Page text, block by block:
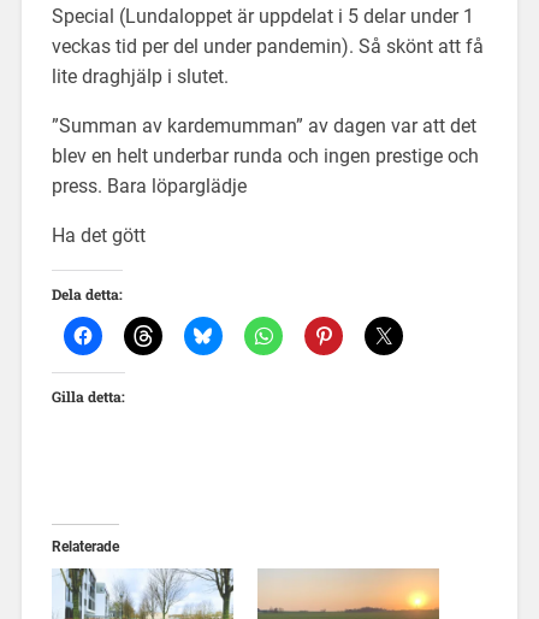
Special (Lundaloppet är uppdelat i 5 delar under 1
veckas tid per del under pandemin). Så skönt att få
lite draghjälp i slutet.
”Summan av kardemumman” av dagen var att det
blev en helt underbar runda och ingen prestige och
press. Bara löparglädje
Ha det gött
Dela detta:
Gilla detta:
Relaterade